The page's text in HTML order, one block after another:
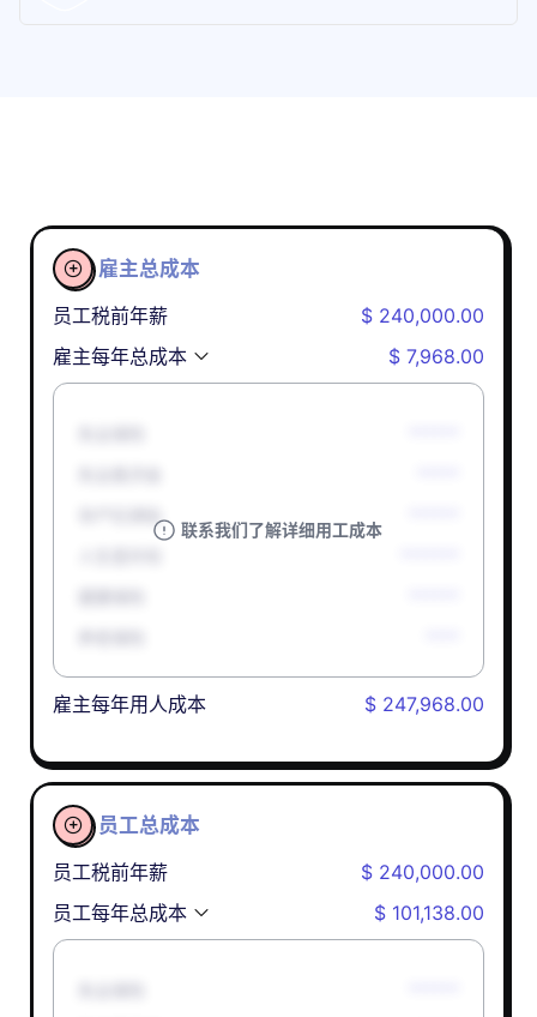

雇主总成本
员工税前年薪
$ 240,000.00
雇主每年总成本
$ 7,968.00
联系我们了解详细用工成本
孕产妇津贴
雇主每年用人成本 $ 247,968.00

员工总成本
员工税前年薪
$ 240,000.00
员工每年总成本
$ 101,138.00